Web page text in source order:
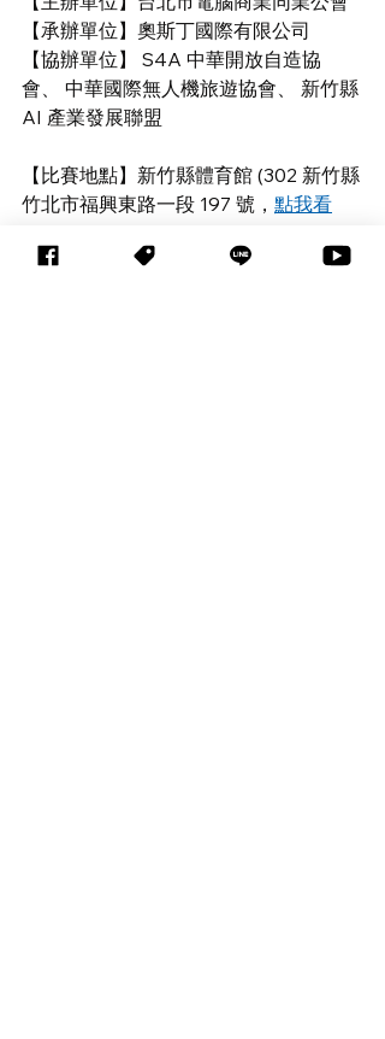
【承辦單位】奧斯丁國際有限公司
【協辦單位】 S4A 中華開放自造協
會、 中華國際無人機旅遊協會、 新竹縣
AI 產業發展聯盟
【比賽地點】新竹縣體育館 (302 新竹縣
竹北市福興東路一段 197 號， 點我看